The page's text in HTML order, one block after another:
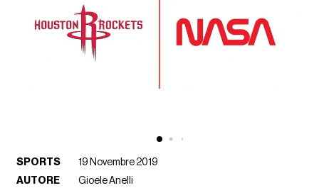
SPORTS
19 Novembre 2019
AUTORE
Gioele Anelli